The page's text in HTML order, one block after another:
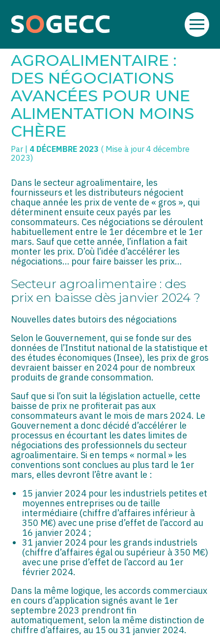
Aller
SOGECC – Coignières
SOGECC – Noisy
SOGECC – République
SOGECC – Turbigo
TPE/PME
COMMERÇANTS
GROUPE
SCI / LMNP
PROFESSIONS LIBÉRALES
HOLDING
PARTICULIERS
EXPATRIÉ NON RÉSIDANT
IMPATRIÉ / EXPATRIÉ
ASSOCIATIONS
START-UP
SECTEUR AUDIOVISUEL
Créer et reprendre une activité
Gérer votre quotidien
Piloter votre entreprise
Développer votre entreprise
Construire votre patrimoine
Être prêt pour la facturation
électronique
AGROALIMENTAIRE :
DES NÉGOCIATIONS
AVANCÉES POUR UNE
ALIMENTATION MOINS
CHÈRE
Par 4 DÉCEMBRE 2023 ( Mise à jour 4 décembre
2023)
Dans le secteur agroalimentaire, les
fournisseurs et les distributeurs négocient
chaque année les prix de vente de « gros », qui
déterminent ensuite ceux payés par les
consommateurs. Ces négociations se déroulent
habituellement entre le 1er décembre et le 1er
mars. Sauf que cette année, l’inflation a fait
monter les prix. D’où l’idée d’accélérer les
négociations… pour faire baisser les prix…
Secteur agroalimentaire : des
prix en baisse dès janvier 2024 ?
Nouvelles dates butoirs des négociations
Selon le Gouvernement, qui se fonde sur des
données de l’Institut national de la statistique et
des études économiques (Insee), les prix de gros
devraient baisser en 2024 pour de nombreux
produits de grande consommation.
Sauf que si l’on suit la législation actuelle, cette
baisse de prix ne profiterait pas aux
consommateurs avant le mois de mars 2024. Le
Gouvernement a donc décidé d’accélérer le
processus en écourtant les dates limites de
négociations des professionnels du secteur
agroalimentaire. Si en temps « normal » les
conventions sont conclues au plus tard le 1er
mars, elles devront l’être avant le :
15 janvier 2024 pour les industriels petites et
moyennes entreprises ou de taille
intermédiaire (chiffre d’affaires inférieur à
350 M€) avec une prise d’effet de l’accord au
16 janvier 2024 ;
31 janvier 2024 pour les grands industriels
(chiffre d’affaires égal ou supérieur à 350 M€)
avec une prise d’effet de l’accord au 1er
février 2024.
Dans la même logique, les accords commerciaux
en cours d’application signés avant le 1er
septembre 2023 prendront fin
automatiquement, selon la même distinction de
chiffre d’affaires, au 15 ou 31 janvier 2024.